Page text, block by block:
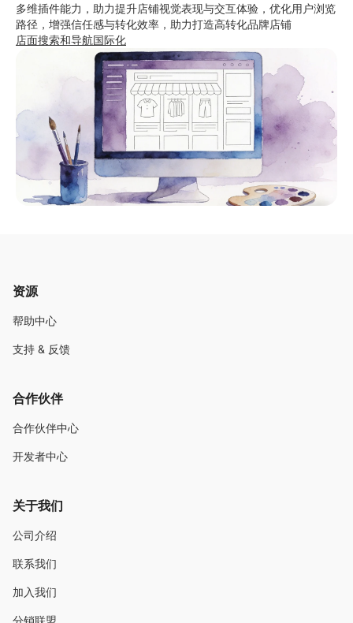
多维插件能力，助力提升店铺视觉表现与交互体验，优化用户浏览
路径，增强信任感与转化效率，助力打造高转化品牌店铺
店面搜索和导航国际化
资源
帮助中心
支持 & 反馈
合作伙伴
合作伙伴中心
开发者中心
关于我们
公司介绍
联系我们
加入我们
分销联盟